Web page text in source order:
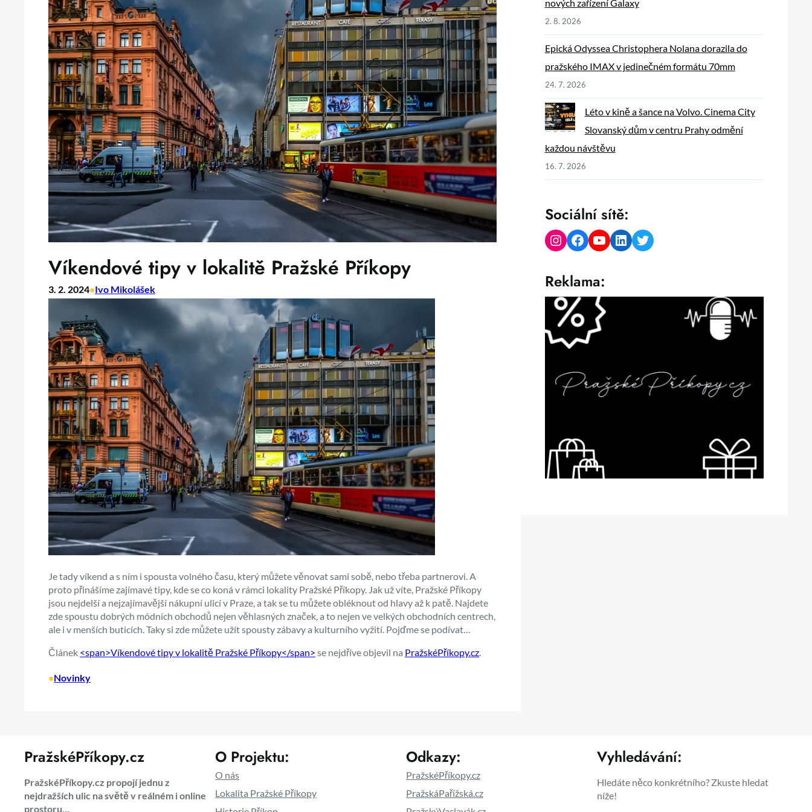
Víkendové tipy v lokalitě Pražské Příkopy
3. 2. 2024•Ivo Mikolášek
Je tady víkend a s ním i spousta volného času, který můžete věnovat sami sobě, nebo třeba partnerovi. A
proto přinášíme zajímavé tipy, kde se co koná v rámci lokality Pražské Příkopy. Jak už víte, Pražské Příkopy
jsou nejdelší a nejzajímavější nákupní ulicí v Praze, a tak se tu můžete obléknout od hlavy až k patě. Najdete
zde spoustu dobrých módních obchodů nejen věhlasných značek, a to nejen ve velkých obchodních centrech,
ale i v menších buticích. Taky si zde můžete užít spousty zábavy a kulturního vyžití. Pojďme se podívat…
Článek <span>Víkendové tipy v lokalitě Pražské Příkopy</span> se nejdříve objevil na PražskéPříkopy.cz
•Novinky
nových zařízení Galaxy
2. 8. 2026
Epická Odyssea Christophera Nolana dorazila do
pražského IMAX v jedinečném formátu 70mm
24. 7. 2026
Léto v kině a šance na Volvo. Cinema City
Slovanský dům v centru Prahy odmění
každou návštěvu
16. 7. 2026
Sociální sítě:
Instagram Facebook YouTube LinkedIn Twitter
Reklama:
PražskéPříkopy.cz
PražskéPříkopy.cz propojí jednu z
nejdražších ulic na světě v reálném i online
prostoru…
O Projektu:
O nás
Lokalita Pražské Příkopy
Odkazy:
PražskéPříkopy.cz
PražskáPařížská.cz
Vyhledávání:
Hledáte něco konkrétního? Zkuste hledat
níže!